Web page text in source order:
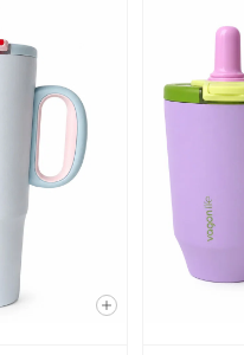
Siz
Ürün/